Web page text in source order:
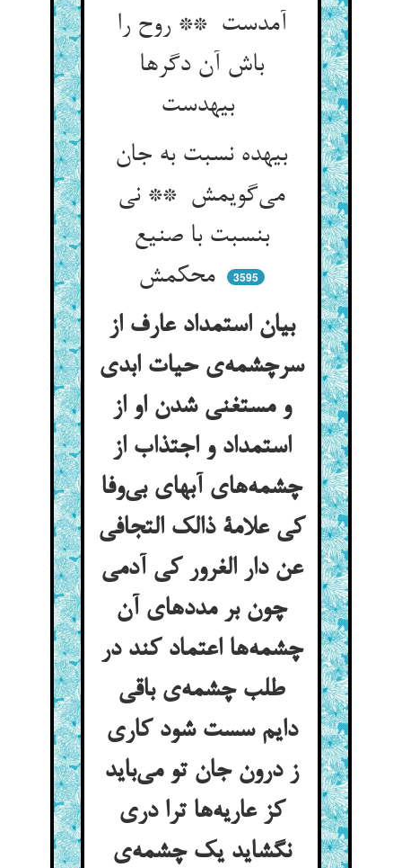
آمدست ** روح را
باش آن دگرها
بیهدست
بیهده نسبت به جان
می‌گویمش ** نی
بنسبت با صنیع
محکمش
3595
بیان استمداد عارف از
سرچشمه‌ی حیات ابدی
و مستغنی شدن او از
استمداد و اجتذاب از
چشمه‌های آبهای بی‌وفا
کی علامة ذالک التجافی
عن دار الغرور کی آدمی
چون بر مددهای آن
چشمه‌ها اعتماد کند در
طلب چشمه‌ی باقی
دایم سست شود کاری
ز درون جان تو می‌باید
کز عاریه‌ها ترا دری
نگشاید یک چشمه‌ی